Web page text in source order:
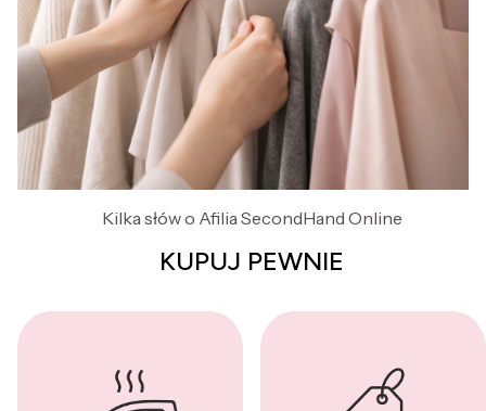
Kilka słów o Afilia SecondHand Online
KUPUJ PEWNIE